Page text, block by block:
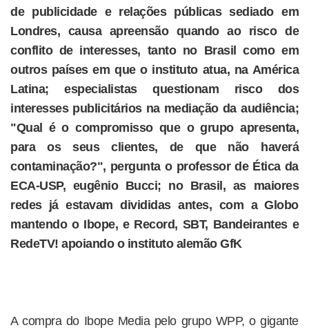
de publicidade e relações públicas sediado em
Londres, causa apreensão quando ao risco de
conflito de interesses, tanto no Brasil como em
outros países em que o instituto atua, na América
Latina; especialistas questionam risco dos
interesses publicitários na mediação da audiência;
"Qual é o compromisso que o grupo apresenta,
para os seus clientes, de que não haverá
contaminação?", pergunta o professor de Ética da
ECA-USP, eugênio Bucci; no Brasil, as maiores
redes já estavam divididas antes, com a Globo
mantendo o Ibope, e Record, SBT, Bandeirantes e
RedeTV! apoiando o instituto alemão GfK
A compra do Ibope Media pelo grupo WPP, o gigante